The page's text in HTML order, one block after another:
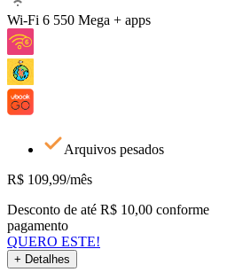
Wi-Fi 6 550 Mega + apps
Arquivos pesados
R$ 109,99/mês
Desconto de até R$ 10,00 conforme
pagamento
QUERO ESTE!
+ Detalhes